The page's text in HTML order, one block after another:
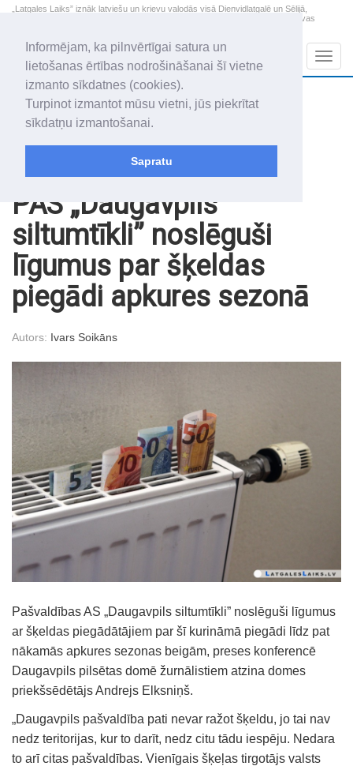
Informējam, ka pilnvērtīgai satura un
lietošanas ērtības nodrošināšanai šī vietne
izmanto sīkdatnes (cookies).
Turpinot izmantot mūsu vietni, jūs piekrītat
sīkdatņu izmantošanai.
Sapratu
„Latgales Laiks” iznāk latviešu un krievu valodās visā Dienvidlatgalē un Sēlijā,
„Latgales Laiks” latviešu valodā aptver Daugavpils valstspilsētu, Augšdaugavas
2026. gada 8. augusts
Sestdiena
Mudīte, Vladislava, Vladislavs
+11.7
PAS „Daugavpils
siltumtīkli” noslēguši
līgumus par šķeldas
piegādi apkures sezonā
Autors: Ivars Soikāns
Pašvaldības AS „Daugavpils siltumtīkli” noslēguši līgumus
ar šķeldas piegādātājiem par šī kurināmā piegādi līdz pat
nākamās apkures sezonas beigām, preses konferencē
Daugavpils pilsētas domē žurnālistiem atzina domes
priekšsēdētājs Andrejs Elksniņš.
„Daugavpils pašvaldība pati nevar ražot šķeldu, jo tai nav
nedz teritorijas, kur to darīt, nedz citu tādu iespēju. Nedara
to arī citas pašvaldības. Vienīgais šķeļas tirgotājs valsts